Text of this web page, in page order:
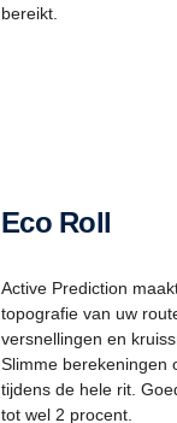
bereikt.
Eco Roll
Active Prediction
topografie van uw
versnellingen en
Slimme berekeningen
tijdens de hele rit.
tot wel 2 procent.